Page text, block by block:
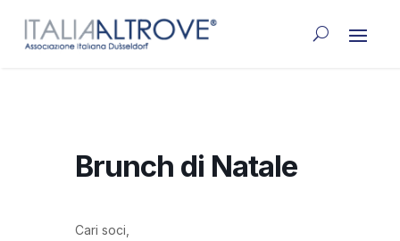
Brunch di Natale
Cari soci,